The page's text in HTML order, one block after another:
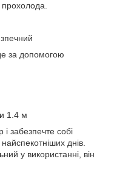
прохолода.
за допомогою
1.4 м
забезпечте собі
днів.
у використанні, він